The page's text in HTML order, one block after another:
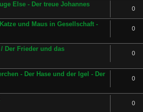
Else - Der treue Johannes
0
und Maus in Gesellschaft -
0
Der Frieder und das
0
- Der Hase und der Igel - Der
0
0